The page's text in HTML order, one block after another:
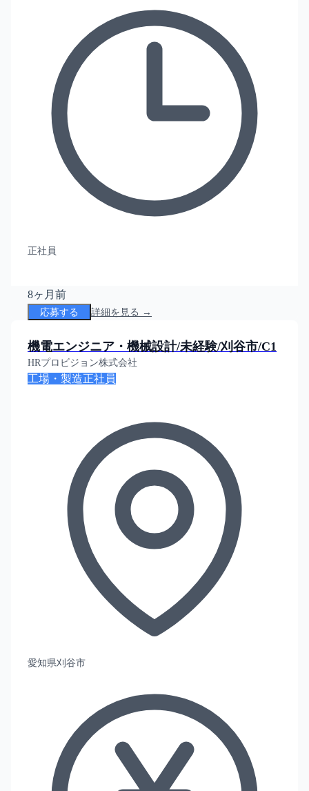
正社員
8ヶ月前
応募する 詳細を見る →
機電エンジニア・機械設計/未経験/刈谷市/C1
HRプロビジョン株式会社
工場・製造正社員
愛知県刈谷市